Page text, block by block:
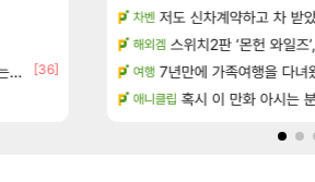
?
[36]
오버워치 D.Mon 애니메이션 영웅
검은사막 하이퍼 부스트 이후 길
메이플 8월 9일 썬데이 메이플
LoL 페이즈 영애짤 찾았다 [1]
과제
차벤 저도 신차계약하고 차 받
해외겜 스위치2판 ‘몬헌 와일
여행 7년만에 가족여행을 다녀
애니클립 혹시 이 만화 아시는